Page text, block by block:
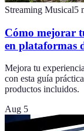
Streaming Musical5
Cómo mejorar
en plataformas
Mejora tu
con esta guía
productos incluidos.
Aug 5